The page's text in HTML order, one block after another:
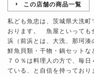
この店舗の商品一覧
私ども魚忠は、茨城県大洗
おります。 魚屋といっても
浜（前浜とは、大洗、那珂
鮮魚貝類・干物・鍋セット
７０％は料理人の方で、毎
ている、と自信を持っており